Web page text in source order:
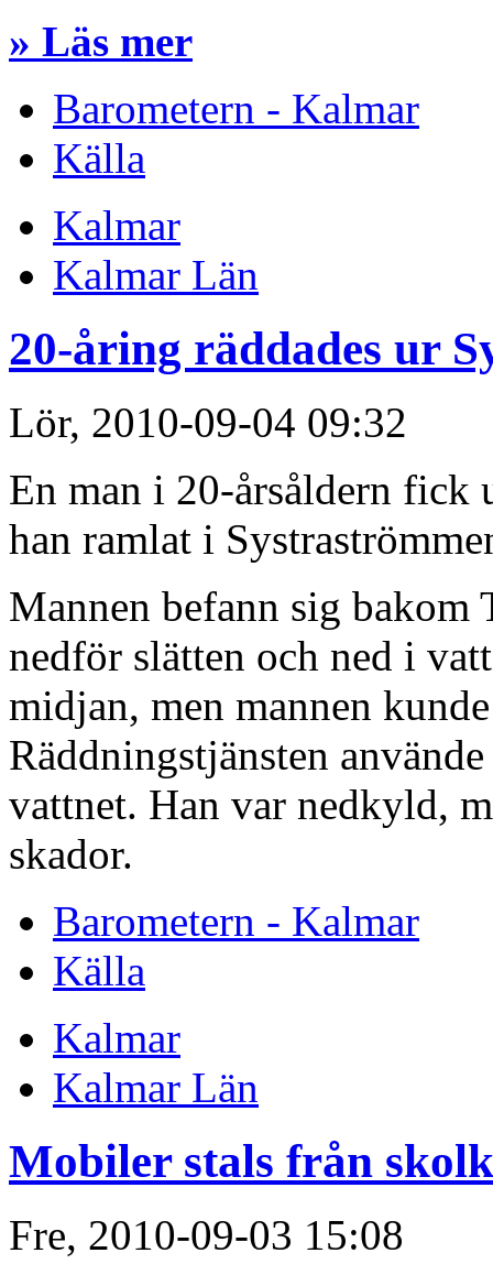
» Läs mer
Barometern - Kalmar
Källa
Kalmar
Kalmar Län
20-åring räddades ur
Lör, 2010-09-04 09:32
En man i 20-årsåldern fick
han ramlat i
Mannen befann sig bakom
nedför slätten och ned i
midjan, men mannen
Räddningstjänsten
vattnet. Han var nedkyld,
skador.
Barometern - Kalmar
Källa
Kalmar
Kalmar Län
Mobiler stals från
Fre, 2010-09-03 15:08